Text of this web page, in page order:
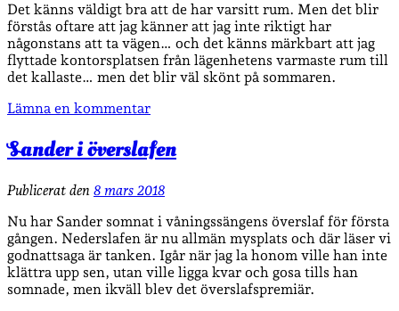
Det känns väldigt bra att de har varsitt rum. Men det blir
förstås oftare att jag känner att jag inte riktigt har
någonstans att ta vägen… och det känns märkbart att jag
flyttade kontorsplatsen från lägenhetens varmaste rum till
det kallaste… men det blir väl skönt på sommaren.
Lämna en kommentar
Sander i överslafen
Publicerat den 8 mars 2018
Nu har Sander somnat i våningssängens överslaf för första
gången. Nederslafen är nu allmän mysplats och där läser vi
godnattsaga är tanken. Igår när jag la honom ville han inte
klättra upp sen, utan ville ligga kvar och gosa tills han
somnade, men ikväll blev det överslafspremiär.